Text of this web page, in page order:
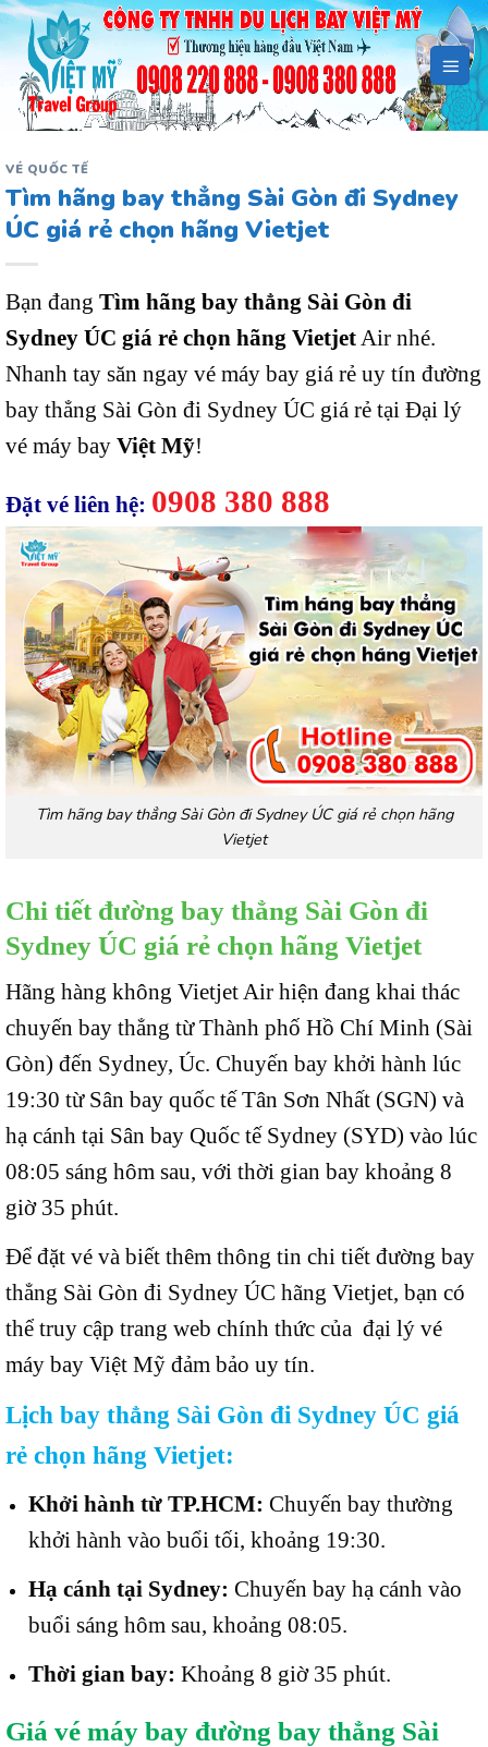
Bỏ
qua
dung
VÉ QUỐC TẾ
Tìm hãng bay thẳng Sài Gòn đi Sydney
ÚC giá rẻ chọn hãng Vietjet
Bạn đang Tìm hãng bay thẳng Sài Gòn đi
Sydney ÚC giá rẻ chọn hãng Vietjet Air nhé.
Nhanh tay săn ngay vé máy bay giá rẻ uy tín đường
bay thẳng Sài Gòn đi Sydney ÚC giá rẻ tại Đại lý
vé máy bay Việt Mỹ!
Đặt vé liên hệ: 0908 380 888
Tìm hãng bay thẳng Sài Gòn đi Sydney ÚC giá rẻ chọn hãng
Vietjet
Chi tiết đường bay thẳng Sài Gòn đi
Sydney ÚC giá rẻ chọn hãng Vietjet
Hãng hàng không Vietjet Air hiện đang khai thác
chuyến bay thẳng từ Thành phố Hồ Chí Minh (Sài
Gòn) đến Sydney, Úc. Chuyến bay khởi hành lúc
19:30 từ Sân bay quốc tế Tân Sơn Nhất (SGN) và
hạ cánh tại Sân bay Quốc tế Sydney (SYD) vào lúc
08:05 sáng hôm sau, với thời gian bay khoảng 8
giờ 35 phút.
Để đặt vé và biết thêm thông tin chi tiết đường bay
thẳng Sài Gòn đi Sydney ÚC hãng Vietjet, bạn có
thể truy cập trang web chính thức của đại lý vé
máy bay Việt Mỹ đảm bảo uy tín.
Lịch bay thẳng Sài Gòn đi Sydney ÚC giá
rẻ chọn hãng Vietjet:
Khởi hành từ TP.HCM: Chuyến bay thường
khởi hành vào buổi tối, khoảng 19:30.
Hạ cánh tại Sydney: Chuyến bay hạ cánh vào
buổi sáng hôm sau, khoảng 08:05.
Thời gian bay: Khoảng 8 giờ 35 phút.
Giá vé máy bay đường bay thẳng Sài